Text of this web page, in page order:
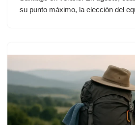
su punto máximo, la elección del